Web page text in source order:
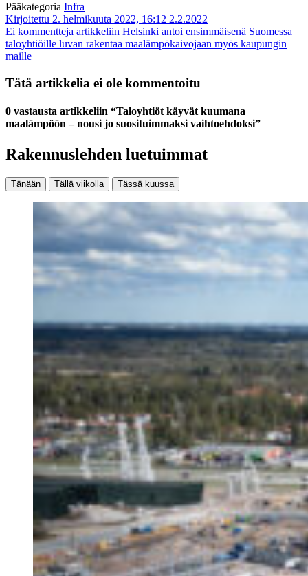
Pääkategoria Infra
Kirjoitettu 2. helmikuuta 2022, 16:12 2.2.2022
Ei kommentteja artikkeliin Helsinki antoi ensimmäisenä Suomessa
taloyhtiöille luvan rakentaa maalämpökaivojaan myös kaupungin
maille
Tätä artikkelia ei ole kommentoitu
0 vastausta artikkeliin “Taloyhtiöt käyvät kuumana
maalämpöön – nousi jo suosituimmaksi vaihtoehdoksi”
Rakennuslehden luetuimmat
Tänään Tällä viikolla Tässä kuussa